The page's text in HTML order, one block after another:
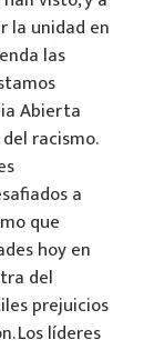
la unidad en
las
Abierta
racismo.
a
que
hoy en
del
prejuicios
Los líderes